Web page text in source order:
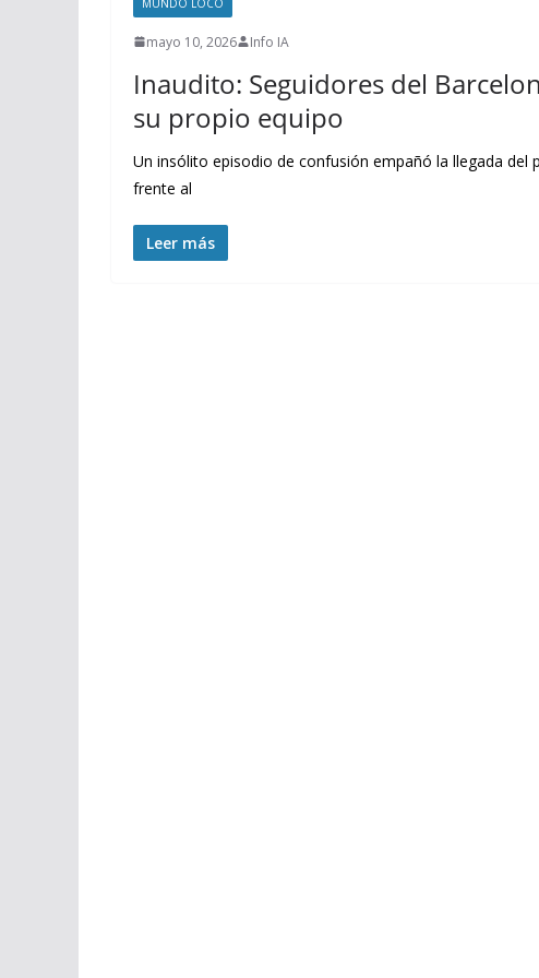
mayo 10, 2026 Info IA
Inaudito: Seguidores del
su propio equipo
Un insólito episodio de confusión empañó la llegada del
frente al
Leer más